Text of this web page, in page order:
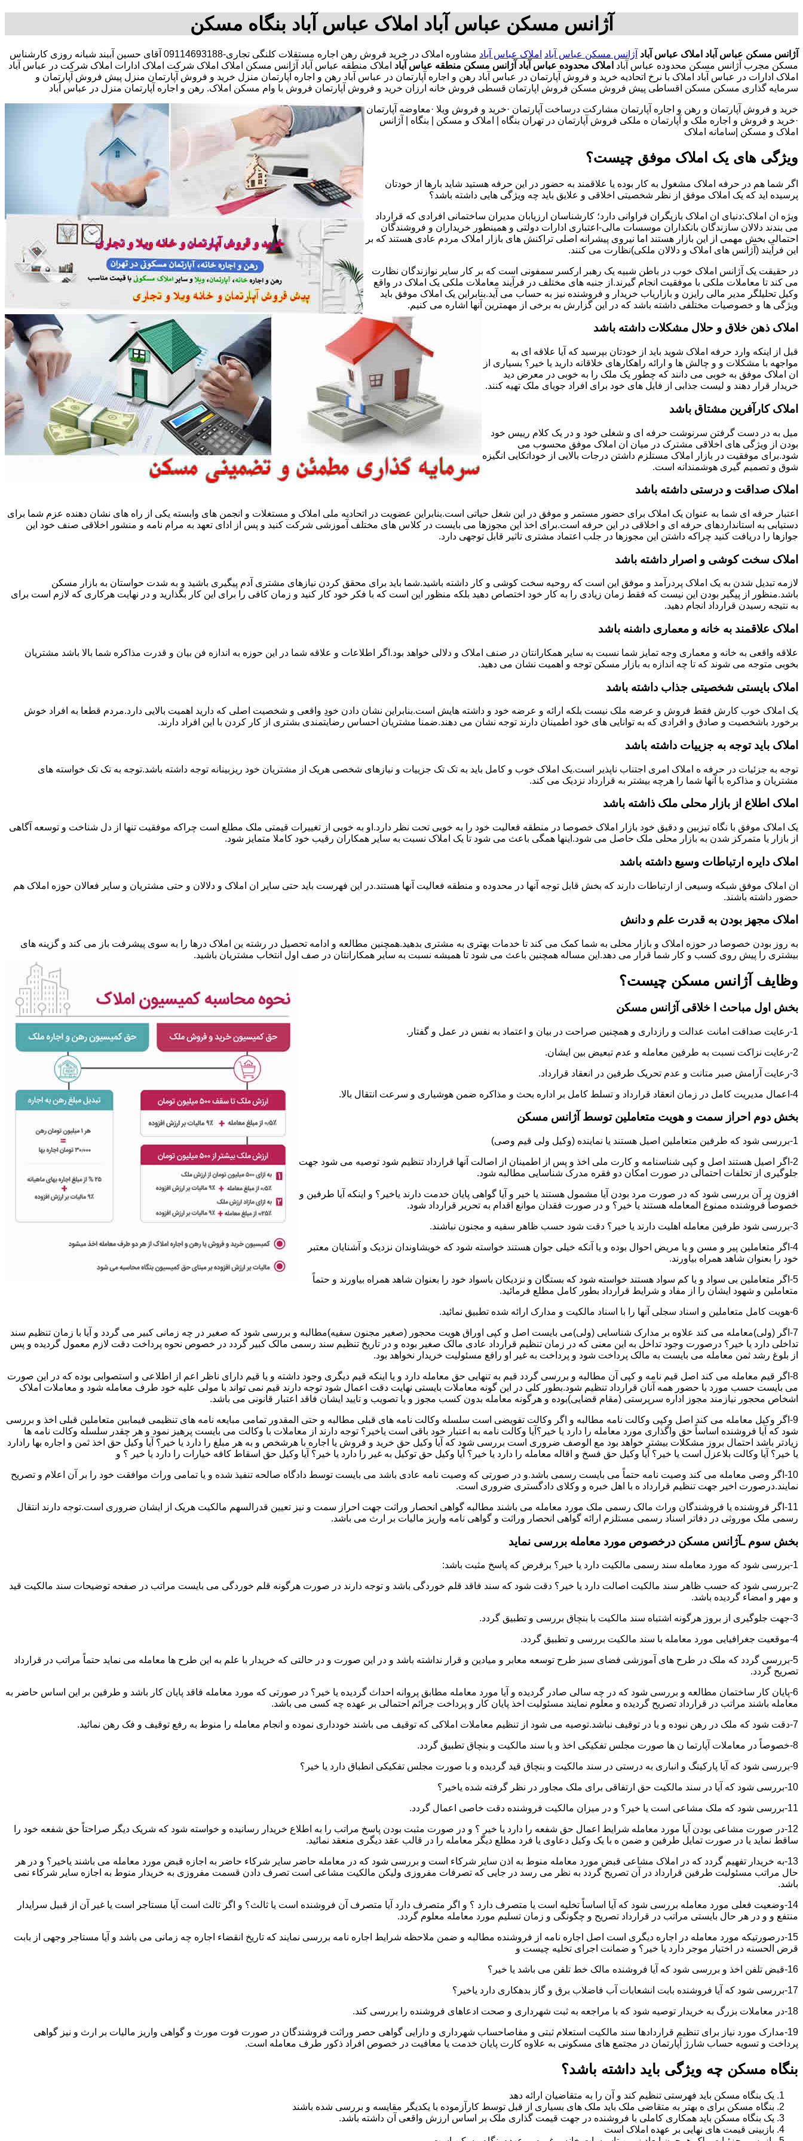
آژانس مسکن عباس آباد املاک عباس آباد بنگاه مسکن
آژانس مسکن عباس آباد املاک عباس آباد آژانس مسکن عباس آباد املاک عباس آباد
مشاوره املاک در خرید فروش رهن اجاره مستقلات کلنگی تجاری-09114693188 آقای حسین آببند شبانه روزی کارشناس
مسکن مجرب آژانس مسکن محدوده عباس آباد املاک محدوده عباس آباد آژانس مسکن منطقه عباس آباد املاک منطقه عباس آباد آژانس مسکن املاک املاک شرکت املاک ادارات املاک شرکت در عباس آباد
املاک ادارات در عباس آباد املاک با نرخ اتحادیه خرید و فروش آپارتمان در عباس آباد رهن و اجاره آپارتمان در عباس آباد رهن و اجاره آپارتمان منزل خرید و فروش آپارتمان منزل پیش فروش آپارتمان و
سرمایه گذاری مسکن مسکن اقساطی پیش فروش مسکن فروش اپارتمان قسطی فروش خانه ارزان خرید و فروش آپارتمان فروش با وام مسکن املاک. رهن و اجاره آپارتمان منزل در عباس آباد
خرید و فروش آپارتمان و رهن و اجاره آپارتمان مشارکت درساخت آپارتمان ·خرید و فروش ویلا ·معاوضه آپارتمان
·خرید و فروش و اجاره ملک و آپارتمان ه ملکی فروش آپارتمان در تهران بنگاه | املاک و مسکن | بنگاه | آژانس
املاک و مسکن |سامانه املاک
ویژگی های یک املاک موفق چیست؟
اگر شما هم در حرفه املاک مشغول به کار بوده یا علاقمند به حضور در این حرفه هستید شاید بارها از خودتان
پرسیده اید که یک املاک موفق از نظر شخصیتی اخلاقی و علایق باید چه ویژگی هایی داشته باشد؟
ویژه ان املاک:دنیای ان املاک بازیگران فراوانی دارد؛ کارشناسان ارزیابان مدیران ساختمانی افرادی که قرارداد
می بندند دلالان سازندگان بانکداران موسسات مالی-اعتباری ادارات دولتی و همینطور خریداران و فروشندگان
احتمالی بخش مهمی از این بازار هستند اما نیروی پیشرانه اصلی تراکنش های بازار املاک مردم عادی هستند که بر
این فرآیند (آژانس های املاک و دلالان ملکی)نظارت می کنند.
در حقیقت یک آژانس املاک خوب در باطن شبیه یک رهبر ارکسر سمفونی است که بر کار سایر نوازندگان نظارت
می کند تا معاملات ملکی با موفقیت انجام گیرند.از جنبه های مختلف در فرآیند معاملات ملکی یک املاک در واقع
وکیل تحلیلگر مدیر مالی رایزن و بازاریاب خریدار و فروشنده نیز به حساب می آید.بنابراین یک املاک موفق باید
ویژگی ها و خصوصیات مختلفی داشته باشد که در این گزارش به برخی از مهمترین آنها اشاره می کنیم.
املاک ذهن خلاق و حلال مشکلات داشته باشد
قبل از اینکه وارد حرفه املاک شوید باید از خودتان بپرسید که آیا علاقه ای به
مواجهه با مشکلات و و چالش ها و ارائه راهکارهای خلاقانه دارید یا خیر؟ بسیاری از
ان املاک موفق به خوبی می دانند که چطور یک ملک را به خوبی در معرض دید
خریدار قرار دهند و لیست جذابی از فایل های خود برای افراد جویای ملک تهیه کنند.
املاک کارآفرین مشتاق باشد
میل به در دست گرفتن سرنوشت حرفه ای و شغلی خود و در یک کلام رییس خود
بودن از ویژگی های اخلاقی مشترک در میان ان املاک موفق محسوب می
شود.برای موفقیت در بازار املاک مستلزم داشتن درجات بالایی از خوداتکایی انگیزه
شوق و تصمیم گیری هوشمندانه است.
املاک صداقت و درستی داشته باشد
اعتبار حرفه ای شما به عنوان یک املاک برای حضور مستمر و موفق در این شغل حیاتی است.بنابراین عضویت در اتحادیه ملی املاک و مستغلات و انجمن های وابسته یکی از راه های نشان دهنده عزم شما برای
دستیابی به استانداردهای حرفه ای و اخلاقی در این حرفه است.برای اخذ این مجوزها می بایست در کلاس های مختلف آموزشی شرکت کنید و پس از ادای تعهد به مرام نامه و منشور اخلاقی صنف خود این
جوازها را دریافت کنید چراکه داشتن این مجوزها در جلب اعتماد مشتری تاثیر قابل توجهی دارد.
املاک سخت کوشی و اصرار داشته باشد
لازمه تبدیل شدن به یک املاک پردرآمد و موفق این است که روحیه سخت کوشی و کار داشته باشید.شما باید برای محقق کردن نیازهای مشتری آدم پیگیری باشید و به شدت حواستان به بازار مسکن
باشد.منظور از پیگیر بودن این نیست که فقط زمان زیادی را به کار خود اختصاص دهید بلکه منظور این است که با فکر خود کار کنید و زمان کافی را برای این کار بگذارید و در نهایت هرکاری که لازم است برای
به نتیجه رسیدن قرارداد انجام دهید.
املاک علاقمند به خانه و معماری داشنه باشد
علاقه واقعی به خانه و معماری وجه تمایز شما نسبت به سایر همکارانتان در صنف املاک و دلالی خواهد بود.اگر اطلاعات و علاقه شما در این حوزه به اندازه فن بیان و قدرت مذاکره شما بالا باشد مشتریان
بخوبی متوجه می شوند که تا چه اندازه به بازار مسکن توجه و اهمیت نشان می دهید.
املاک بایستی شخصیتی جذاب داشته باشد
یک املاک خوب کارش فقط فروش و عرضه ملک نیست بلکه ارائه و عرضه خود و داشته هایش است.بنابراین نشان دادن خودِ واقعی و شخصیت اصلی که دارید اهمیت بالایی دارد.مردم قطعا به افراد خوش
برخورد باشخصیت و صادق و افرادی که به توانایی های خود اطمینان دارند توجه نشان می دهند.ضمنا مشتریان احساس رضایتمندی بشتری از کار کردن با این افراد دارند.
املاک باید توجه به جزییات داشته باشد
توجه به جزئیات در حرفه ه املاک امری اجتناب ناپذیر است.یک املاک خوب و کامل باید به تک تک جزییات و نیازهای شخصی هریک از مشتریان خود ریزبینانه توجه داشته باشد.توجه به تک تک خواسته های
مشتریان و مذاکره با آنها شما را هرچه بیشتر به قرارداد نزدیک می کند.
املاک اطلاع از بازار محلی ملک ذاشته باشد
یک املاک موفق با نگاه تیزبین و دقیق خود بازار املاک خصوصا در منطقه فعالیت خود را به خوبی تحت نظر دارد.او به خوبی از تغییرات قیمتی ملک مطلع است چراکه موفقیت تنها از دل شناخت و توسعه آگاهی
از بازار یا متمرکز شدن به بازار محلی ملک حاصل می شود.اینها همگی باعث می شود تا یک املاک نسبت به سایر همکاران رقیب خود کاملا متمایز شود.
املاک دایره ارتباطات وسیع داشته باشد
ان املاک موفق شبکه وسیعی از ارتباطات دارند که بخش قابل توجه آنها در محدوده و منطقه فعالیت آنها هستند.در این فهرست باید حتی سایر ان املاک و دلالان و حتی مشتریان و سایر فعالان حوزه املاک هم
حضور داشته باشند.
املاک مجهز بودن به قدرت علم و دانش
به روز بودن خصوصا در حوزه املاک و بازار محلی به شما کمک می کند تا خدمات بهتری به مشتری بدهید.همچنین مطالعه و ادامه تحصیل در رشته ین املاک درها را به سوی پیشرفت باز می کند و گزینه های
بیشتری را پیش روی کسب و کار شما قرار می دهد.این مساله همچنین باعث می شود تا همیشه نسبت به سایر همکارانتان در صف اول انتخاب مشتریان باشید.
وظایف آژانس مسکن چیست؟
بخش اول مباحث ا خلاقی آژانس مسکن
1-رعایت صداقت امانت عدالت و رازداری و همچنین صراحت در بیان و اعتماد به نفس در عمل و گفتار.
2-رعایت نزاکت نسبت به طرفین معامله و عدم تبعیض بین ایشان.
3-رعایت آرامش صبر متانت و عدم تحریک طرفین در انعقاد قرارداد.
4-اعمال مدیریت کامل در زمان انعقاد قرارداد و تسلط کامل بر اداره بحث و مذاکره ضمن هوشیاری و سرعت انتقال بالا.
بخش دوم احراز سمت و هویت متعاملین توسط آژانس مسکن
1-بررسی شود که طرفین متعاملین اصیل هستند یا نماینده (وکیل ولی قیم وصی)
2-اگر اصیل هستند اصل و کپی شناسنامه و کارت ملی اخذ و پس از اطمینان از اصالت آنها قرارداد تنظیم شود توصیه می شود جهت
جلوگیری از تخلفات احتمالی در صورت امکان دو فقره مدرک شناسایی مطالبه شود.
افزون بر آن بررسی شود که در صورت مرد بودن آیا مشمول هستند یا خیر و آیا گواهی پایان خدمت دارند یاخیر؟ و اینکه آیا طرفین و
خصوصاً فروشنده ممنوع المعامله هستند یا خیر؟ و در صورت فقدان موانع اقدام به تحریر قرارداد شود.
3-بررسی شود طرفین معامله اهلیت دارند یا خیر؟ دقت شود حسب ظاهر سفیه و مجنون نباشند.
4-اگر متعاملین پیر و مسن و یا مریض احوال بوده و یا آنکه خیلی جوان هستند خواسته شود که خویشاوندان نزدیک و آشنایان معتبر
خود را بعنوان شاهد همراه بیاورند.
5-اگر متعاملین بی سواد و یا کم سواد هستند خواسته شود که بستگان و نزدیکان باسواد خود را بعنوان شاهد همراه بیاورند و حتماً
متعاملین و شهود ایشان را از مفاد و شرایط قرارداد بطور کامل مطلع فرمائید.
6-هویت کامل متعاملین و اسناد سجلی آنها را با اسناد مالکیت و مدارک ارائه شده تطبیق نمائید.
7-اگر (ولی)معامله می کند علاوه بر مدارک شناسایی (ولی)می بایست اصل و کپی اوراق هویت محجور (صغیر مجنون سفیه)مطالبه و بررسی شود که صغیر در چه زمانی کبیر می گردد و آیا با زمان تنظیم سند
تداخلی دارد یا خیر؟ درصورت وجود تداخل به این معنی که در زمان تنظیم قرارداد عادی مالک صغیر بوده و در تاریخ تنظیم سند رسمی مالک کبیر گردد در خصوص نحوه پرداخت دقت لازم معمول گردیده و پس
از بلوغ رشد ثمن معامله می بایست به مالک پرداخت شود و پرداخت به غیر او رافع مسئولیت خریدار نخواهد بود.
8-اگر قیم معامله می کند اصل قیم نامه و کپی آن مطالبه و بررسی گردد قیم به تنهایی حق معامله دارد و یا اینکه قیم دیگری وجود داشته و یا قیم دارای ناظر اعم از اطلاعی و استصوابی بوده که در این صورت
می بایست حسب مورد با حضور همه آنان قرارداد تنظیم شود.بطور کلی در این گونه معاملات بایستی نهایت دقت اعمال شود توجه دارند قیم نمی تواند با مولی علیه خود طرف معامله شود و معاملات املاک
اشخاص محجور نیازمند مجوز اداره سرپرستی (مقام قضایی)بوده و هرگونه معامله بدون کسب مجوز و یا تصویب و تایید ایشان فاقد اعتبار قانونی می باشد.
9-اگر وکیل معامله می کند اصل وکپی وکالت نامه مطالبه و اگر وکالت تفویضی است سلسله وکالت نامه های قبلی مطالبه و حتی المقدور تمامی مبایعه نامه های تنظیمی فیمابین متعاملین قبلی اخذ و بررسی
شود که آیا فروشنده اساساً حق واگذاری مورد معامله را دارد یا خیر؟آیا وکالت نامه به اعتبار خود باقی است یاخیر؟ توجه دارند از معاملات با وکالت می بایست پرهیز نمود و هر چقدر سلسله وکالت نامه ها
زیادتر باشد احتمال بروز مشکلات بیشتر خواهد بود مع الوصف ضروری است بررسی شود که آیا وکیل حق خرید و فروش یا اجاره با هرشخص و به هر مبلغ را دارد یا خیر؟ آیا وکیل حق اخذ ثمن و اجاره بها رادارد
یا خیر؟ آیا وکالت بلاعزل است یا خیر؟ آیا وکیل حق فسخ و اقاله معامله را دارد یا خیر؟ آیا وکیل حق توکیل به غیر را دارد یا خیر؟ آیا وکیل حق اسقاط کافه خیارات را دارد یا خیر ؟ و
10-اگر وصی معامله می کند وصیت نامه حتماً می بایست رسمی باشد.و در صورتی که وصیت نامه عادی باشد می بایست توسط دادگاه صالحه تنفیذ شده و یا تمامی وراث موافقت خود را بر آن اعلام و تصریح
نمایند.درصورت اخیر جهت تنظیم قرارداد ه با اهل خبره و وکلای دادگستری ضروری است.
11-اگر فروشنده یا فروشندگان وراث مالک رسمی ملک مورد معامله می باشند مطالبه گواهی انحصار وراثت جهت احراز سمت و نیز تعیین قدرالسهم مالکیت هریک از ایشان ضروری است.توجه دارند انتقال
رسمی ملک موروثی در دفاتر اسناد رسمی مستلزم ارائه گواهی انحصار وراثت و گواهی نامه واریز مالیات بر ارث می باشد.
بخش سوم ـآژانس مسکن درخصوص مورد معامله بررسی نماید
1-بررسی شود که مورد معامله سند رسمی مالکیت دارد یا خیر؟ برفرض که پاسخ مثبت باشد:
2-بررسی شود که حسب ظاهر سند مالکیت اصالت دارد یا خیر؟ دقت شود که سند فاقد قلم خوردگی باشد و توجه دارند در صورت هرگونه قلم خوردگی می بایست مراتب در صفحه توضیحات سند مالکیت قید
و مهر و امضاء گردیده باشد.
3-جهت جلوگیری از بروز هرگونه اشتباه سند مالکیت با بنچاق بررسی و تطبیق گردد.
4-موقعیت جغرافیایی مورد معامله با سند مالکیت بررسی و تطبیق گردد.
5-بررسی گردد که ملک در طرح های آموزشی فضای سبز طرح توسعه معابر و میادین و قرار نداشته باشد و در این صورت و در حالتی که خریدار با علم به این طرح ها معامله می نماید حتماً مراتب در قرارداد
تصریح گردد.
6-پایان کار ساختمان مطالعه و بررسی شود که در چه سالی صادر گردیده و آیا مورد معامله مطابق پروانه احداث گردیده یا خیر؟ در صورتی که مورد معامله فاقد پایان کار باشد و طرفین بر این اساس حاضر به
معامله باشند مراتب در قرارداد تصریح گردیده و معلوم نمایند مسئولیت اخذ پایان کار و پرداخت جرائم احتمالی بر عهده چه کسی می باشد.
7-دقت شود که ملک در رهن نبوده و یا در توقیف نباشد.توصیه می شود از تنظیم معاملات املاکی که توقیف می باشند خودداری نموده و انجام معامله را منوط به رفع توقیف و فک رهن نمائید.
8-خصوصاً در معاملات آپارتما ن ها صورت مجلس تفکیکی اخذ و با سند مالکیت و بنچاق تطبیق گردد.
9-بررسی شود که آیا پارکینگ و انباری به درستی در سند مالکیت و بنچاق قید گردیده و با صورت مجلس تفکیکی انطباق دارد یا خیر؟
10-بررسی شود که آیا در سند مالکیت حق ارتفاقی برای ملک مجاور در نظر گرفته شده یاخیر؟
11-بررسی شود که ملک مشاعی است یا خیر؟ و در میزان مالکیت فروشنده دقت خاصی اعمال گردد.
12-در صورت مشاعی بودن آیا مورد معامله شرایط اعمال حق شفعه را دارد یا خیر ؟ و در صورت مثبت بودن پاسخ مراتب را به اطلاع خریدار رسانیده و خواسته شود که شریک دیگر صراحتاً حق شفعه خود را
ساقط نماید یا در صورت تمایل طرفین و ضمن ه با یک وکیل دعاوی یا فرد مطلع دیگر معامله را در قالب عقد دیگری منعقد نمائید.
13-به خریدار تفهیم گردد که در املاک مشاعی قبض مورد معامله منوط به اذن سایر شرکاء است و بررسی شود که در معامله حاضر سایر شرکاء حاضر به اجازه قبض مورد معامله می باشند یاخیر؟ و در هر
حال مراتب مسئولیت طرفین قرارداد در آن تصریح گردد به نظر می رسد در جایی که تصرفات مفروزی ولیکن مالکیت مشاعی است تصرف دادن قسمت مفروزی به خریدار منوط به اجازه سایر شرکاء نمی
باشد.
14-وضعیت فعلی مورد معامله بررسی شود که آیا اساساً تخلیه است یا متصرف دارد ؟ و اگر متصرف دارد آیا متصرف آن فروشنده است یا ثالث؟ و اگر ثالث است آیا مستاجر است یا غیر آن از قبیل سرایدار
منتفع و و در هر حال بایستی مراتب در قرارداد تصریح و چگونگی و زمان تسلیم مورد معامله معلوم گردد.
15-درصورتیکه مورد معامله در اجاره دیگری است اصل اجاره نامه از فروشنده مطالبه و ضمن ملاحظه شرایط اجاره نامه بررسی نمایند که تاریخ انقضاء اجاره چه زمانی می باشد و آیا مستاجر وجهی از بابت
قرض الحسنه در اختیار موجر دارد یا خیر؟ و ضمانت اجرای تخلیه چیست و
16-قبض تلفن اخذ و بررسی شود که آیا فروشنده مالک خط تلفن می باشد یا خیر؟
17-بررسی شود که آیا فروشنده بابت انشعابات آب فاضلاب برق و گاز بدهکاری دارد یاخیر؟
18-در معاملات بزرگ به خریدار توصیه شود که با مراجعه به ثبت شهرداری و صحت ادعاهای فروشنده را بررسی کند.
19-مدارک مورد نیاز برای تنظیم قراردادها سند مالکیت استعلام ثبتی و مفاصاحساب شهرداری و دارایی گواهی حصر وراثت فروشندگان در صورت فوت مورث و گواهی واریز مالیات بر ارث و نیز گواهی
پرداخت و تسویه حساب شارژ آپارتمان در مجتمع های مسکونی به علاوه کارت پایان خدمت یا معافیت در خصوص افراد ذکور طرف معامله است.
بنگاه مسکن چه ویژگی باید داشته باشد؟
یک بنگاه مسکن باید فهرستی تنظیم کند و آن را به متقاضیان ارائه دهد
بنگاه مسکن برای ه بهتر به متقاضی ملک باید ملک های بسیاری از قبل توسط کارآزموده با یکدیگر مقایسه و بررسی شده باشند
یک بنگاه مسکن باید همکاری کاملی با فروشنده در جهت قیمت گذاری ملک بر اساس ارزش واقعی آن داشته باشد.
بازبینی قیمت های نهایی بر عهده املاک است